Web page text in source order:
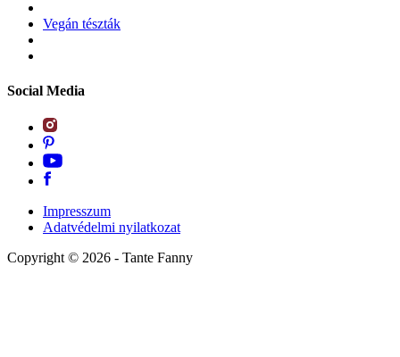
Vegán tészták
Social Media
Impresszum
Adatvédelmi nyilatkozat
Copyright © 2026 - Tante Fanny